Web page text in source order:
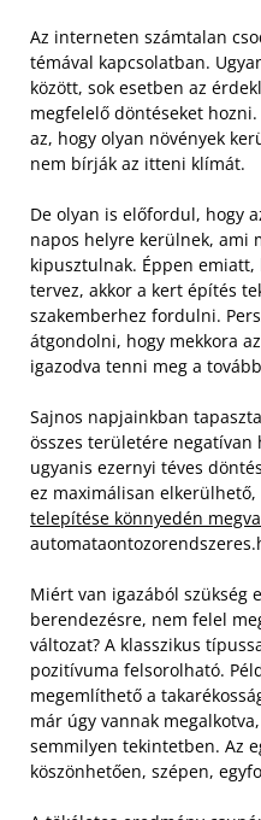
Az interneten számtalan
témával kapcsolatban.
között, sok esetben az
megfelelő döntéseket
az, hogy olyan növények
nem bírják az itteni klímát.
De olyan is előfordul, hogy
napos helyre kerülnek, ami
kipusztulnak. Éppen
tervez, akkor a kert építés
szakemberhez fordulni.
átgondolni, hogy mekkora
igazodva tenni meg a
Sajnos napjainkban
összes területére negatívan
ugyanis ezernyi téves
ez maximálisan elkerülhető,
telepítése könnyedén
Miért van igazából szükség
berendezésre, nem felel
változat? A klasszikus
pozitívuma felsorolható.
megemlíthető a
már úgy vannak
semmilyen tekintetben. Az
köszönhetően, szépen,